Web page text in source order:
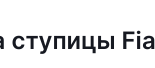
ступицы